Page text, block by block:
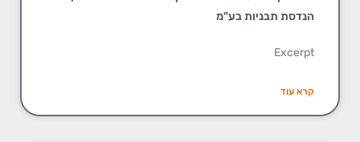
הנדסת תבניות בע"מ
Excerpt
קרא עוד